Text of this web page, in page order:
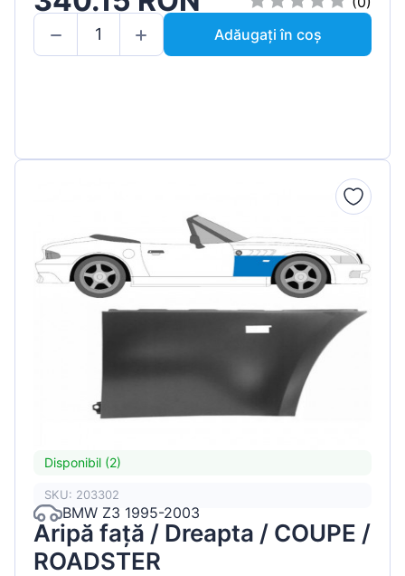
Adăugați în coș
Disponibil (2)
SKU: 203302
BMW Z3 1995-2003
Aripă față / Dreapta / COUPE /
ROADSTER